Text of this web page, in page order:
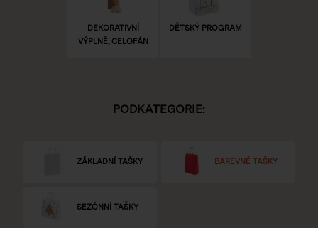
DEKORATIVNÍ
VÝPLNĚ, CELOFÁN
DĚTSKÝ PROGRAM
PODKATEGORIE:
ZÁKLADNÍ TAŠKY BAREVNÉ TAŠKY
SEZÓNNÍ TAŠKY